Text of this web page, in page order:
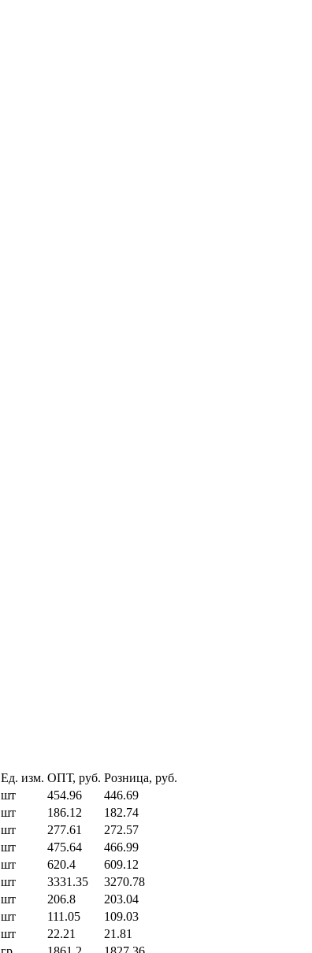
Ед. изм. ОПТ, руб. Розница, руб.
шт 454.96
446.69
шт 186.12
182.74
шт 277.61
272.57
шт 475.64
466.99
шт 620.4
609.12
шт 3331.35
3270.78
шт 206.8
203.04
шт 111.05
109.03
шт 22.21
21.81